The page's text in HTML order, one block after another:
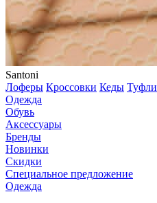
Santoni
Лоферы Кроссовки Кеды Туфли
Одежда
Обувь
Аксессуары
Бренды
Новинки
Скидки
Специальное предложение
Одежда